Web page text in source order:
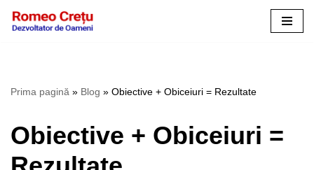
Prima pagină » Blog » Obiective + Obiceiuri = Rezultate
Obiective + Obiceiuri =